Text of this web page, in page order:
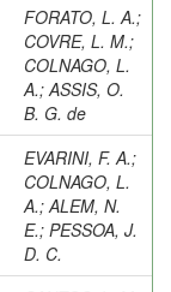
FORATO, L. A.;
COVRE, L. M.;
COLNAGO, L.
A.; ASSIS, O.
B. G. de
EVARINI, F. A.;
COLNAGO, L.
A.; ALEM, N.
E.; PESSOA, J.
D. C.